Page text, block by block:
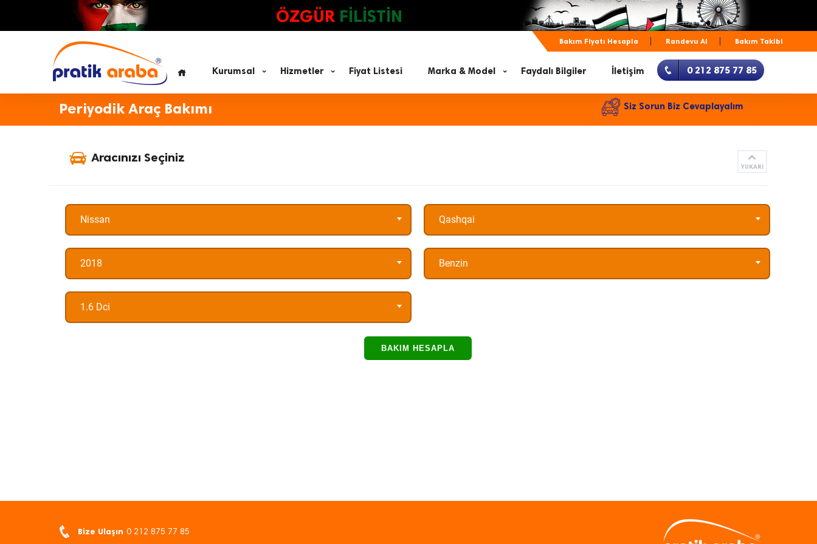
ÖZGÜR FİLİSTİN
Bakım Fiyatı Hesapla Randevu Al Bakım Takibi
Kurumsal Hizmetler Fiyat Listesi Marka & Model Faydalı Bilgiler İletişim 0 212 875 77 85
Periyodik Araç Bakımı Siz Sorun Biz Cevaplayalım
Aracınızı Seçiniz
YUKARI
Nissan Qashqai
2018 Benzin
1.6 Dci
BAKIM HESAPLA
Bize Ulaşın 0 212 875 77 85